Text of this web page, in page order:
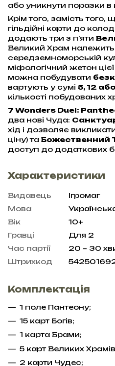
або уникнути поразки в
Крім того, замість
гільдійні карти до
додають три з п’яти
Великий Храм належить
середземноморській
міфологічний жетон
можна побудувати
вартують у сумі 5, 12
кількості побудованих
7 Wonders Duel:
два нові Чуда:
хід і дозволяє
ціну) та Божественний
доступ до додаткових
Характеристики
Видавець
Ігромаг
Мова
Вік
10+
Гравці
Для 2
Час партії
20 – 30
Штрихкод
Комплектація
1 поле Пантеону;
15 карт Богів;
1 карта Брами;
5 карт Великих
2 карти Чудес;